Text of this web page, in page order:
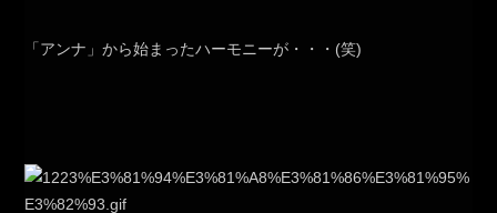
「アンナ」から始まったハーモニーが・・・(笑)